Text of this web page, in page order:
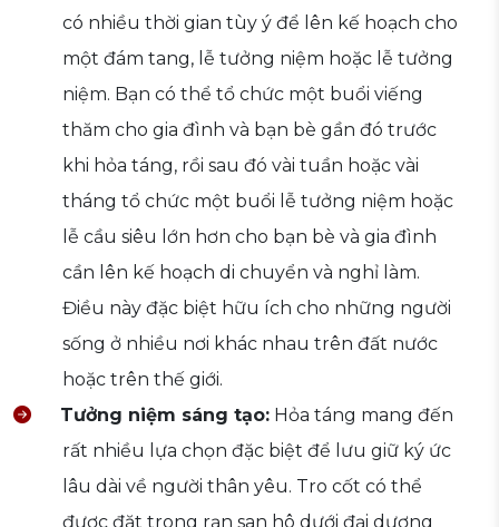
có nhiều thời gian tùy ý để lên kế hoạch cho
một đám tang, lễ tưởng niệm hoặc lễ tưởng
niệm. Bạn có thể tổ chức một buổi viếng
thăm cho gia đình và bạn bè gần đó trước
khi hỏa táng, rồi sau đó vài tuần hoặc vài
tháng tổ chức một buổi lễ tưởng niệm hoặc
lễ cầu siêu lớn hơn cho bạn bè và gia đình
cần lên kế hoạch di chuyển và nghỉ làm.
Điều này đặc biệt hữu ích cho những người
sống ở nhiều nơi khác nhau trên đất nước
hoặc trên thế giới.
Tưởng niệm sáng tạo: Hỏa táng mang đến
rất nhiều lựa chọn đặc biệt để lưu giữ ký ức
lâu dài về người thân yêu. Tro cốt có thể
được đặt trong rạn san hô dưới đại dương